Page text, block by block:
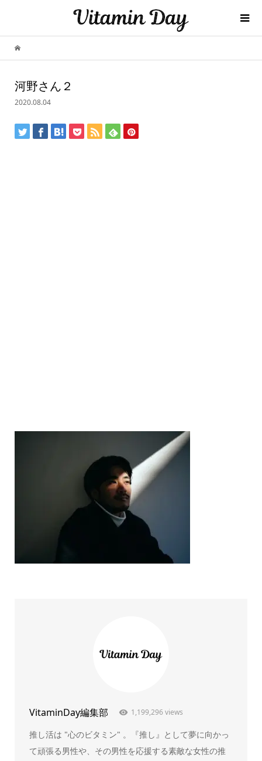
河野さん２
2020.08.04
VitaminDay編集部 1,199,296 views
推し活は "心のビタミン" 。『推し』として夢に向かっ
て頑張る男性や、その男性を応援する素敵な女性の推